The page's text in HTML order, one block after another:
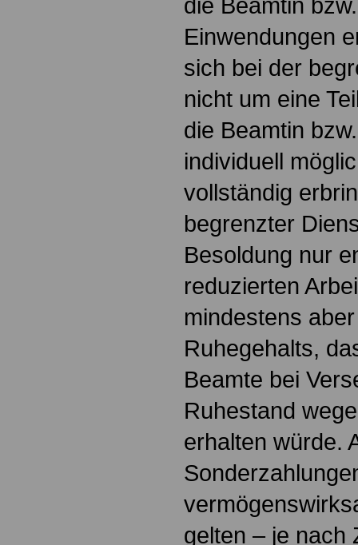
die Beamtin
Einwendungen
sich bei der
nicht um eine
die Beamtin
individuell
vollständig
begrenzter
Besoldung nur
reduzierten
mindestens
Ruhegehalts,
Beamte bei
Ruhestand
erhalten würde.
gelten – je nach